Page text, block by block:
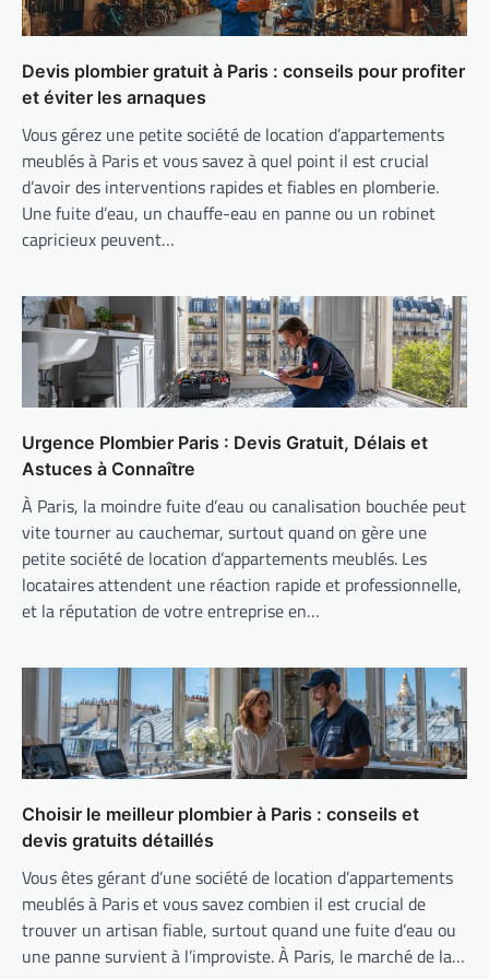
Devis plombier gratuit à Paris : conseils pour profiter
et éviter les arnaques
Vous gérez une petite société de location d’appartements
meublés à Paris et vous savez à quel point il est crucial
d’avoir des interventions rapides et fiables en plomberie.
Une fuite d’eau, un chauffe-eau en panne ou un robinet
capricieux peuvent…
Urgence Plombier Paris : Devis Gratuit, Délais et
Astuces à Connaître
À Paris, la moindre fuite d’eau ou canalisation bouchée peut
vite tourner au cauchemar, surtout quand on gère une
petite société de location d’appartements meublés. Les
locataires attendent une réaction rapide et professionnelle,
et la réputation de votre entreprise en…
Choisir le meilleur plombier à Paris : conseils et
devis gratuits détaillés
Vous êtes gérant d’une société de location d’appartements
meublés à Paris et vous savez combien il est crucial de
trouver un artisan fiable, surtout quand une fuite d’eau ou
une panne survient à l’improviste. À Paris, le marché de la…